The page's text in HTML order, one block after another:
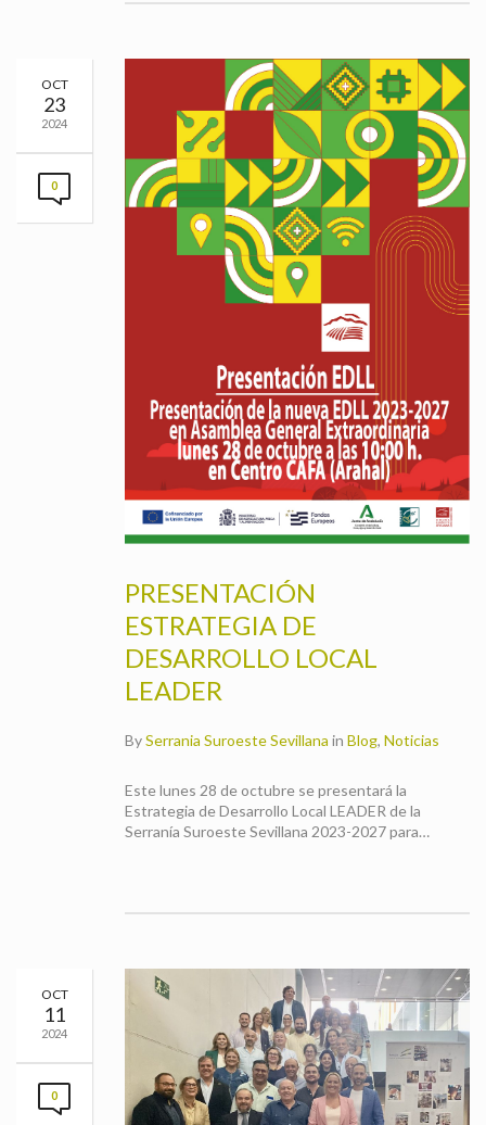
OCT
23
2024
0
PRESENTACIÓN
ESTRATEGIA DE
DESARROLLO LOCAL
LEADER
BySerrania Suroeste Sevillana in Blog, Noticias
Este lunes 28 de octubre se presentará la
Estrategia de Desarrollo Local LEADER de la
Serranía Suroeste Sevillana 2023-2027 para…
OCT
11
2024
0